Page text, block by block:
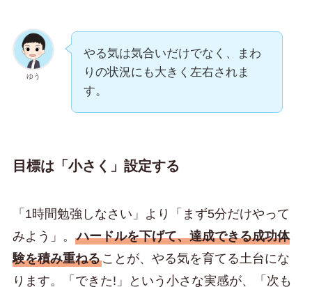
ゆう
やる気は気合いだけでなく、まわ
りの状況にも大きく左右されま
す。
目標は「小さく」設定する
「1時間勉強しなさい」より「まず5分だけやって
みよう」。 ハードルを下げて、達成できる成功体
験を積み重ねることが、やる気を育てる土台にな
ります。「できた!」という小さな実感が、「次も